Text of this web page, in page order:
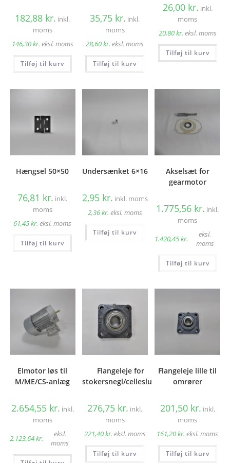
182,88 kr. inkl.
moms
146,30kr. eksl. moms
Tilføj til kurv
35,75 kr. inkl.
moms
28,60kr. eksl. moms
Tilføj til kurv
26,00 kr. inkl.
moms
20,80kr. eksl. moms
Tilføj til kurv
Hængsel 50×50
76,81 kr. inkl.
moms
61,45kr. eksl. moms
Tilføj til kurv
Undersænket 6×16
2,95 kr. inkl. moms
2,36kr. eksl. moms
Tilføj til kurv
Akselsæt for
gearmotor
1.775,56 kr. inkl.
moms
1.420,45kr.
eksl.
moms
Tilføj til kurv
Elmotor løs til
M/ME/CS-anlæg
2.654,55 kr. inkl.
moms
2.123,64kr.
eksl.
moms
Flangeleje for
stokersnegl/cellesluse
276,75 kr. inkl.
moms
221,40kr. eksl. moms
Tilføj til kurv
Flangeleje lille til
omrører
201,50 kr. inkl.
moms
161,20kr. eksl. moms
Tilføj til kurv